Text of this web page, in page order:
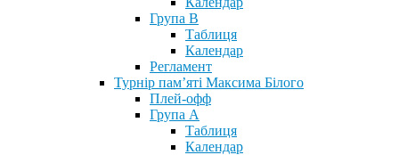
Група В
Таблиця
Календар
Регламент
Турнір пам’яті Максима Білого
Плей-офф
Група А
Таблиця
Календар